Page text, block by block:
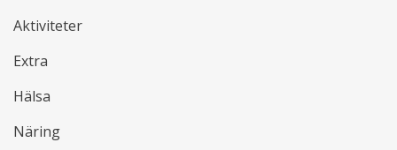
Aktiviteter
Extra
Hälsa
Näring